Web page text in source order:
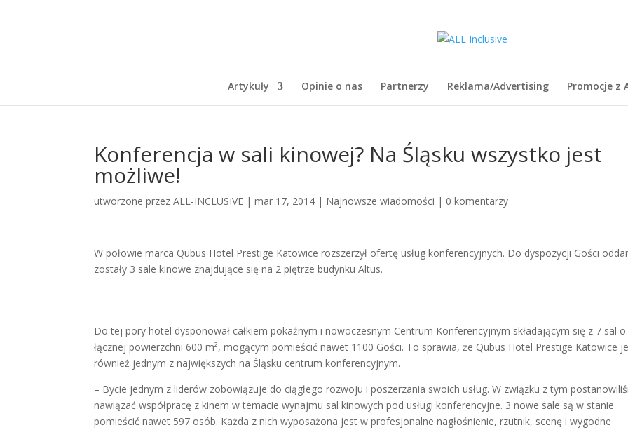
Artykuły Opinie o nas Partnerzy Reklama/Advertising Promocje z
Konferencja w sali kinowej? Na Śląsku wszystko jest
możliwe!
utworzone przezALL-INCLUSIVE |mar 17, 2014 | Najnowsze wiadomości | 0 komentarzy
W połowie marca Qubus Hotel Prestige Katowice rozszerzył ofertę usług konferencyjnych. Do dyspozycji Gości
zostały 3 sale kinowe znajdujące się na 2 piętrze budynku Altus.
Do tej pory hotel dysponował całkiem pokaźnym i nowoczesnym Centrum Konferencyjnym składającym się z 7 sal o
łącznej powierzchni 600 m², mogącym pomieścić nawet 1100 Gości. To sprawia, że Qubus Hotel Prestige Katowice
również jednym z największych na Śląsku centrum konferencyjnym.
– Bycie jednym z liderów zobowiązuje do ciągłego rozwoju i poszerzania swoich usług. W związku z tym
nawiązać współpracę z kinem w temacie wynajmu sal kinowych pod usługi konferencyjne. 3 nowe sale są w stanie
pomieścić nawet 597 osób. Każda z nich wyposażona jest w profesjonalne nagłośnienie, rzutnik, scenę i wygodne